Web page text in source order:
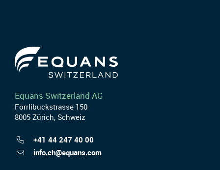
Equans Switzerland AG
Förrlibuckstrasse 150
8005 Zürich, Schweiz
+41 44 247 40 00
info.ch@equans.com